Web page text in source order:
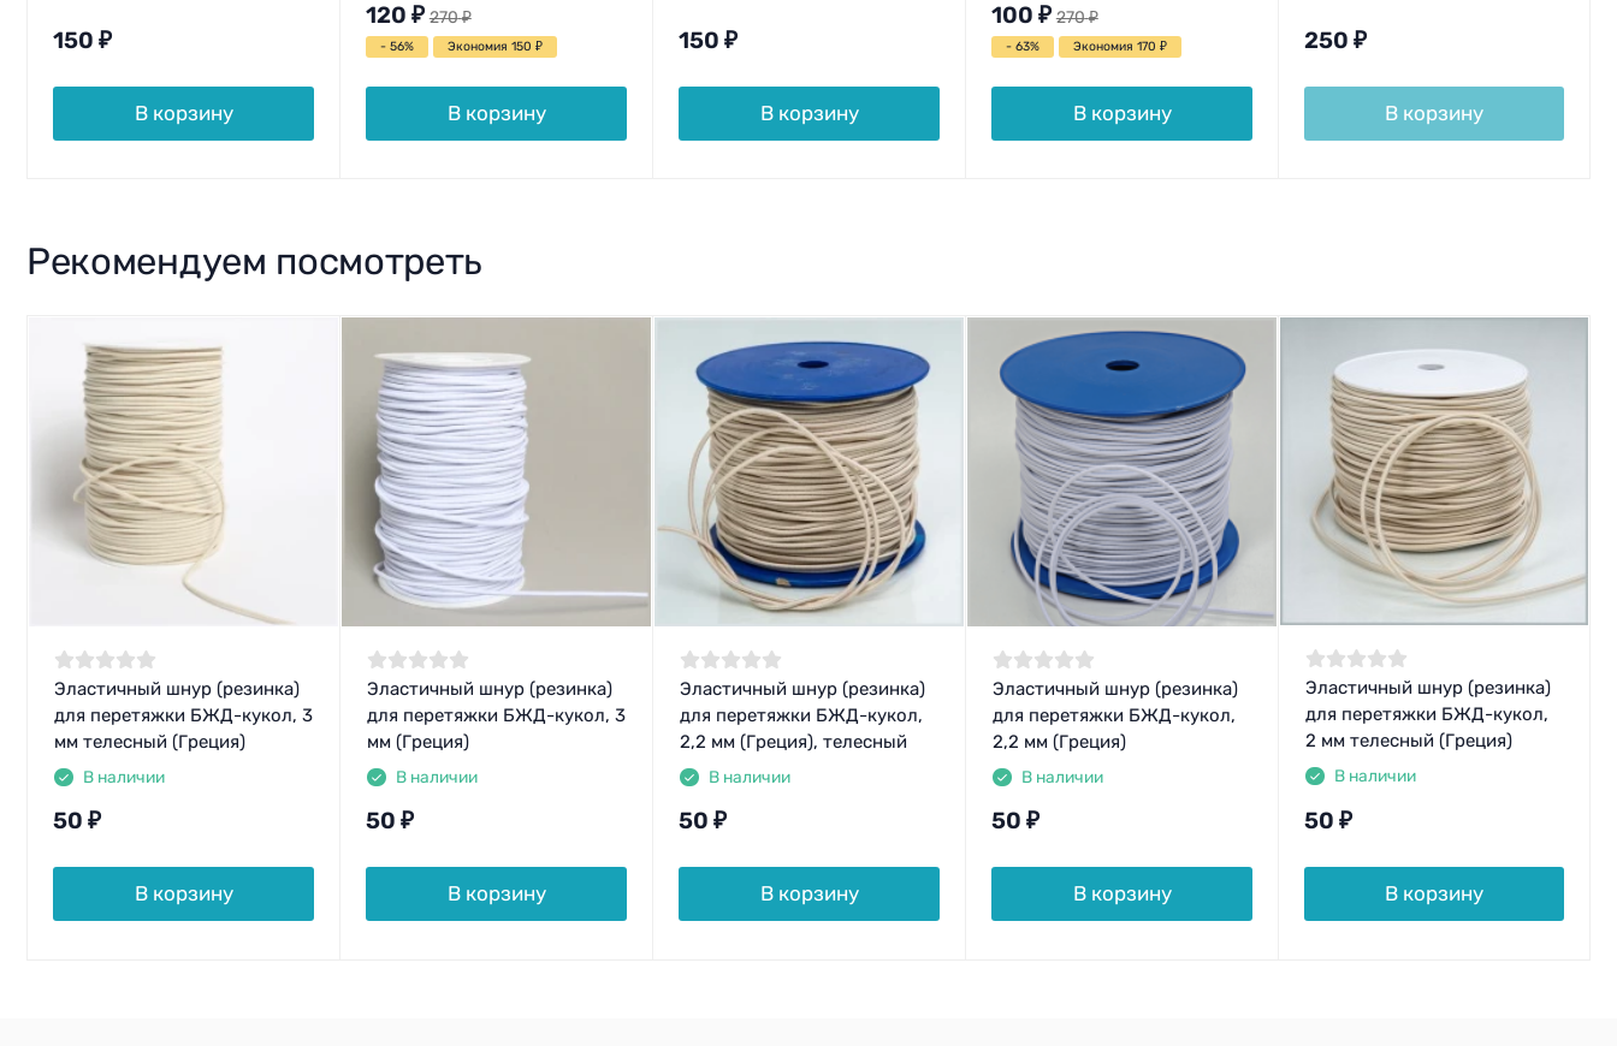
150 ₽
В корзину
120 ₽ 270₽
- 56% Экономия 150 ₽
В корзину
150 ₽
В корзину
100 ₽ 270₽
- 63% Экономия 170 ₽
В корзину
250 ₽
В корзину
Рекомендуем посмотреть
Эластичный шнур (резинка)
для перетяжки БЖД-кукол, 3
мм телесный (Греция)
В наличии
50 ₽
В корзину
Эластичный шнур (резинка)
для перетяжки БЖД-кукол, 3
мм (Греция)
В наличии
50 ₽
В корзину
Эластичный шнур (резинка)
для перетяжки БЖД-кукол,
2,2 мм (Греция), телесный
В наличии
50 ₽
В корзину
Эластичный шнур (резинка)
для перетяжки БЖД-кукол,
2,2 мм (Греция)
В наличии
50 ₽
В корзину
Эластичный шнур (резинка)
для перетяжки БЖД-кукол,
2 мм телесный (Греция)
В наличии
50 ₽
В корзину